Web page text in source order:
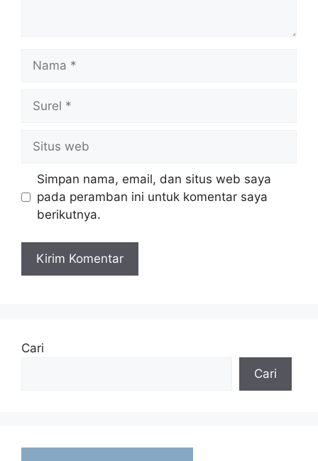
Nama
Surel
Situs
web
Simpan nama, email, dan situs web saya
pada peramban ini untuk komentar saya
berikutnya.
Cari
Cari